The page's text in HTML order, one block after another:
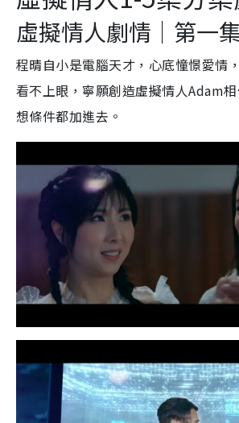
虛擬情人劇情｜第一
程晴自小是電腦天才，心底憧憬愛情
看不上眼，寧願創造虛擬情人Adam
想條件都加進去。